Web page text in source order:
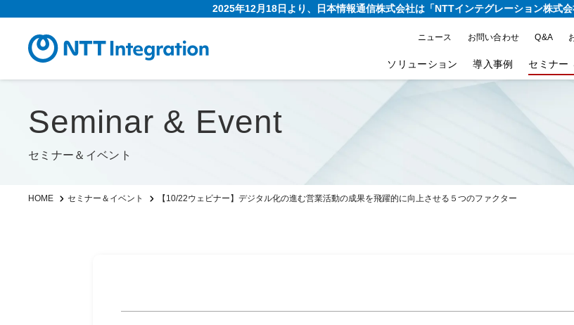
2025年12月18日より、日本情報通信株式会社は「NTTインテグレーション株式
ニュース お問い合わせ Q&A
ソリューション 導入事例 セミナー
Seminar & Event
セミナー＆イベント
HOME セミナー＆イベント 【10/22ウェビナー】デジタル化の進む営業活動の成果を飛躍的に向上させる５つのファクター